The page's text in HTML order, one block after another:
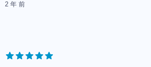
2 年 前